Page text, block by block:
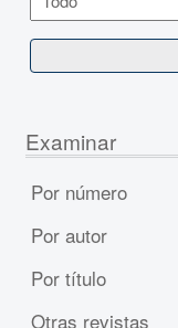
Examinar
Por número
Por autor
Por título
Otras revistas